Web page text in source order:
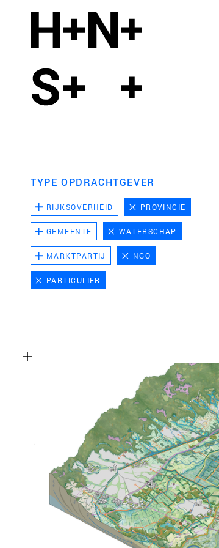
TYPE OPDRACHTGEVER
RIJKSOVERHEID PROVINCIE
GEMEENTE WATERSCHAP
MARKTPARTIJ NGO
PARTICULIER